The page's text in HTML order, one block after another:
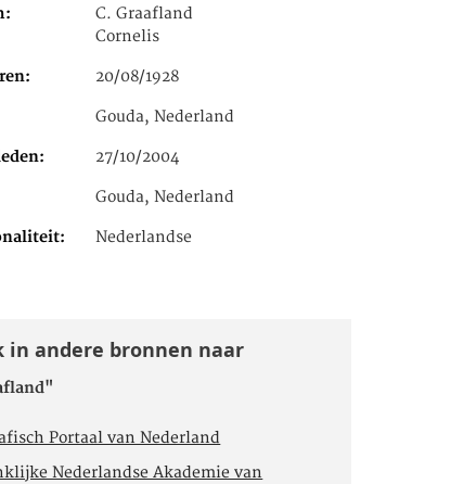
C. Graafland
Cornelis
20/08/1928
Gouda, Nederland
27/10/2004
Gouda, Nederland
Nederlandse
in andere bronnen naar
Portaal van Nederland
Nederlandse Akademie van